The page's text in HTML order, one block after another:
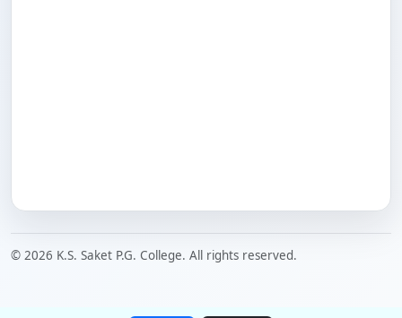
© 2026 K.S. Saket P.G. College. All rights reserved.